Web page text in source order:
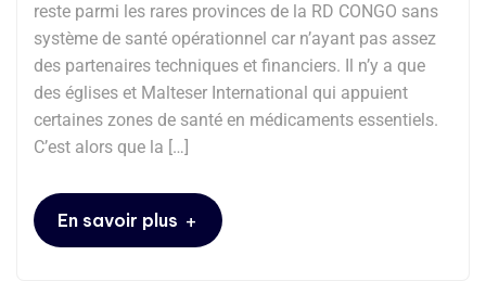
reste parmi les rares provinces de la RD CONGO sans
système de santé opérationnel car n’ayant pas assez
des partenaires techniques et financiers. Il n’y a que
des églises et Malteser International qui appuient
certaines zones de santé en médicaments essentiels.
C’est alors que la […]
En savoir plus +